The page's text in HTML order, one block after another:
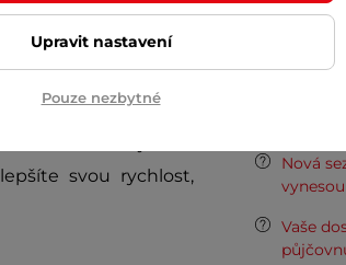
latexu s výbornou
tyto expandéry
a zaručují delší
svou rychlost,
7
Nová
Vaše
Upravit nastavení
Pouze nezbytné